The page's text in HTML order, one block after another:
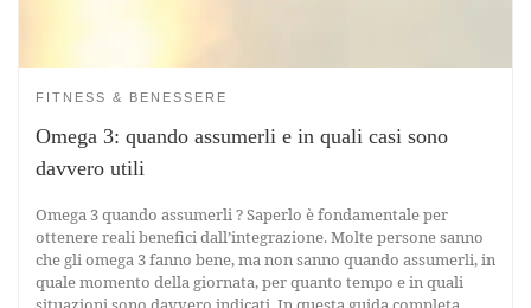
FITNESS & BENESSERE
Omega 3: quando assumerli e in quali casi sono
davvero utili
Omega 3 quando assumerli ? Saperlo è fondamentale per
ottenere reali benefici dall’integrazione. Molte persone sanno
che gli omega 3 fanno bene, ma non sanno quando assumerli, in
quale momento della giornata, per quanto tempo e in quali